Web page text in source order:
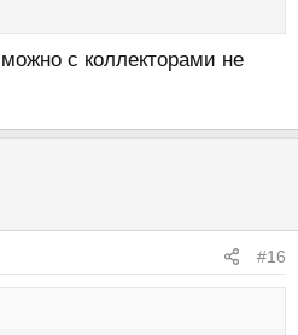
с коллекторами не
#16